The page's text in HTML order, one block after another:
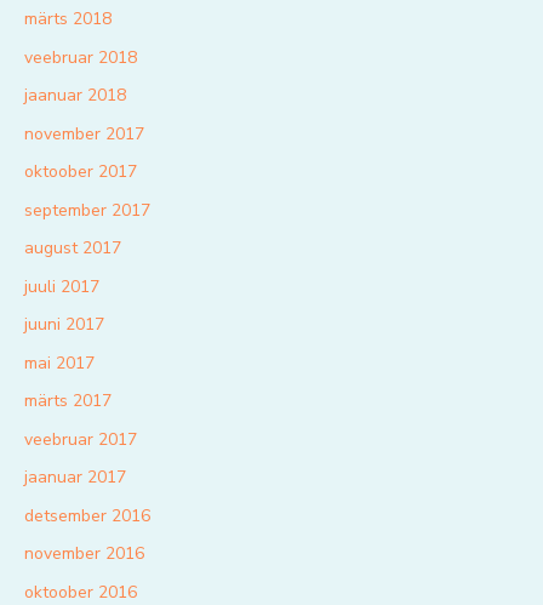
märts 2018
veebruar 2018
jaanuar 2018
november 2017
oktoober 2017
september 2017
august 2017
juuli 2017
juuni 2017
mai 2017
märts 2017
veebruar 2017
jaanuar 2017
detsember 2016
november 2016
oktoober 2016